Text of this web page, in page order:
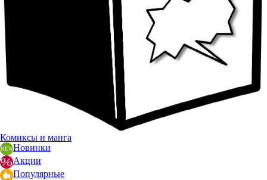
Комиксы и манга
Новинки
Акции
Популярные